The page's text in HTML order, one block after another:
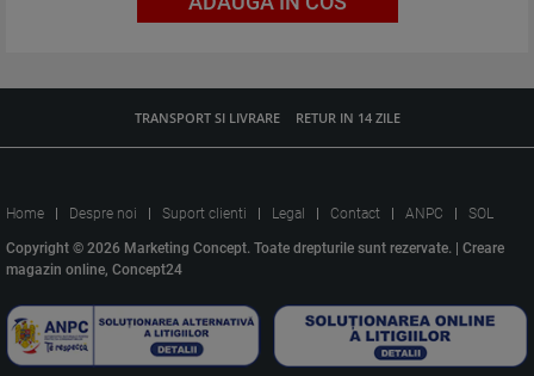
TRANSPORT SI LIVRARE RETUR IN 14 ZILE
Home Despre noi Suport clienti Legal Contact ANPC SOL
Copyright © 2026 Marketing Concept. Toate drepturile sunt rezervate. | Creare
magazin online, Concept24